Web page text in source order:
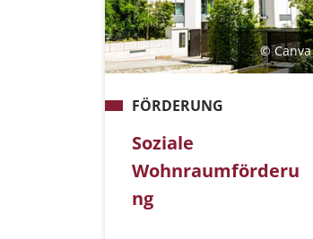
© Canva
FÖRDERUNG
Soziale
Wohnraumförderu
ng